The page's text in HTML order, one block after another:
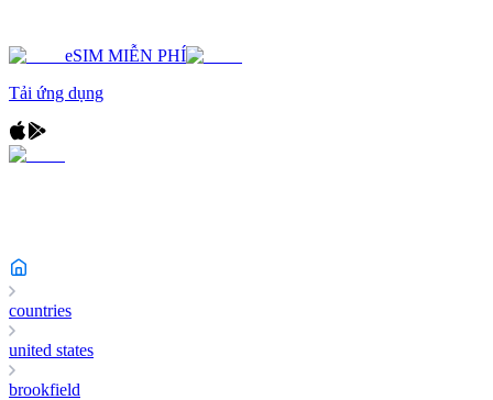
eSIM MIỄN PHÍ
Tải ứng dụng
countries
united states
brookfield